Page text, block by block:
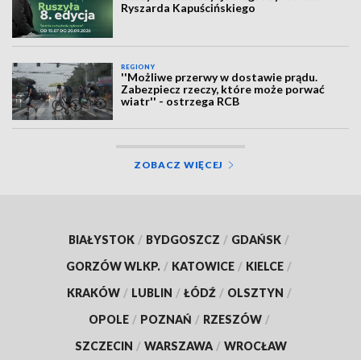
Ryszarda Kapuścińskiego
REGIONY
''Możliwe przerwy w dostawie prądu.
Zabezpiecz rzeczy, które może porwać
wiatr'' - ostrzega RCB
ZOBACZ WIĘCEJ
BIAŁYSTOK / BYDGOSZCZ / GDAŃSK /
GORZÓW WLKP. / KATOWICE / KIELCE /
KRAKÓW / LUBLIN / ŁÓDŹ / OLSZTYN /
OPOLE / POZNAŃ / RZESZÓW /
SZCZECIN / WARSZAWA / WROCŁAW